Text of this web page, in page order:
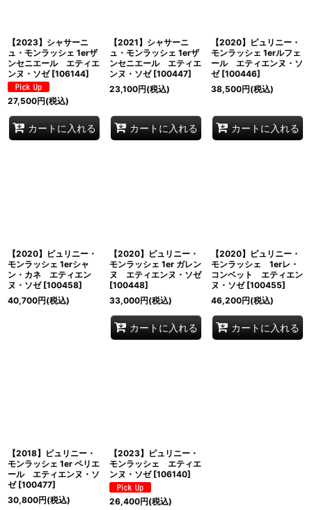
【2023】シャサーニ
ュ・モンラッシェ 1erザ
ンセニエール エティエ
ンヌ・ソゼ [106144]
27,500円(税込)
カートに入れる
【2021】シャサーニ
ュ・モンラッシェ 1erザ
ンセニエール エティエ
ンヌ・ソゼ [100447]
23,100円(税込)
カートに入れる
【2020】ピュリニー・
モンラッシェ 1erルフェ
ール エティエンヌ・ソ
ゼ [100446]
38,500円(税込)
カートに入れる
【2020】ピュリニー・
モンラッシェ 1erシャ
ン・カネ エティエン
ヌ・ソゼ [100458]
40,700円(税込)
【2020】ピュリニー・
モンラッシェ 1er ガレン
ヌ エティエンヌ・ソゼ
[100448]
33,000円(税込)
カートに入れる
【2020】ピュリニー・
モンラッシェ 1erレ・
コンベット エティエン
ヌ・ソゼ [100455]
46,200円(税込)
カートに入れる
【2018】ピュリニー・
モンラッシェ 1er ペリエ
ール エティエンヌ・ソ
ゼ [100477]
30,800円(税込)
【2023】ピュリニー・
モンラッシェ エティエ
ンヌ・ソゼ [106140]
26,400円(税込)